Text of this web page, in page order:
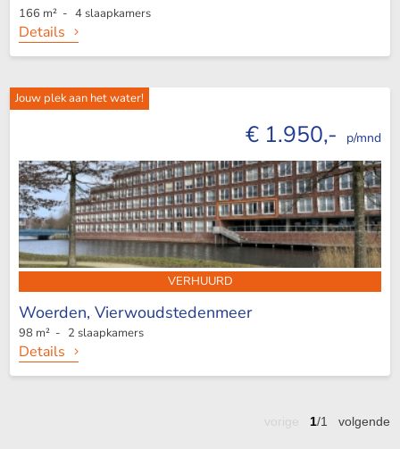
166 m² - 4 slaapkamers
Details
Jouw plek aan het water!
€ 1.950,- p/mnd
VERHUURD
Woerden, Vierwoudstedenmeer
98 m² - 2 slaapkamers
Details
1/1volgende